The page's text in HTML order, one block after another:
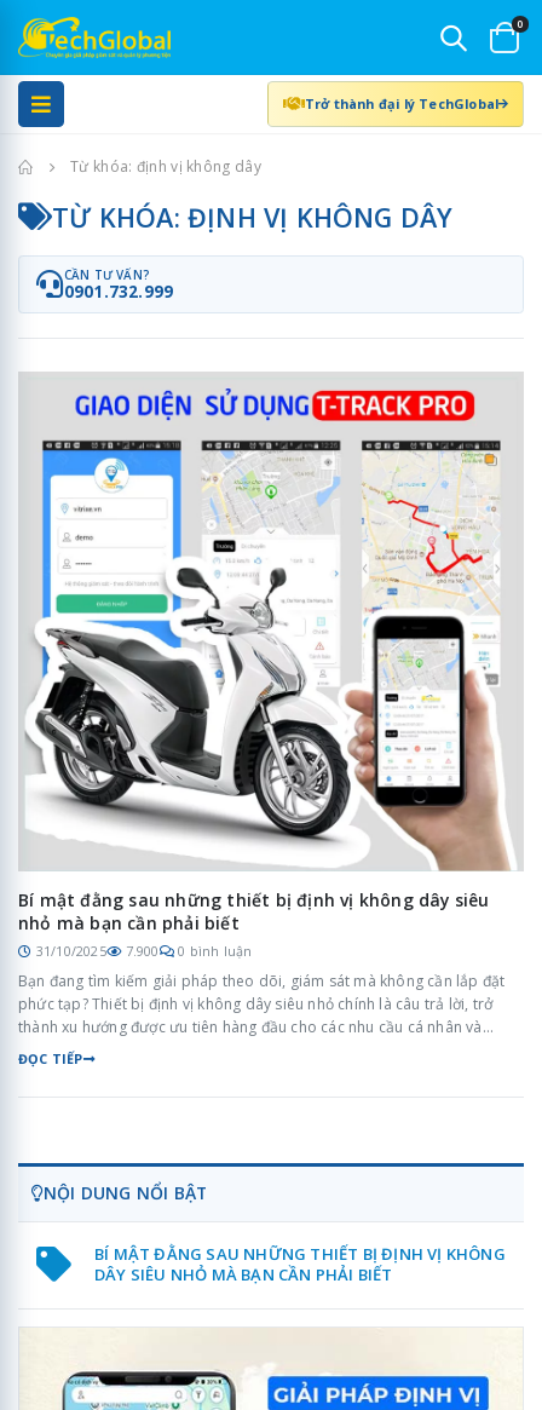
0
Trở thành đại lý TechGlobal
Trang chủTừ khóa: định vị không dây
TỪ KHÓA: ĐỊNH VỊ KHÔNG DÂY
CẦN TƯ VẤN?
0901.732.999
Bí mật đằng sau những thiết bị định vị không dây siêu
nhỏ mà bạn cần phải biết
31/10/2025 7.900 0 bình luận
Bạn đang tìm kiếm giải pháp theo dõi, giám sát mà không cần lắp đặt
phức tạp? Thiết bị định vị không dây siêu nhỏ chính là câu trả lời, trở
thành xu hướng được ưu tiên hàng đầu cho các nhu cầu cá nhân và
doanh nghiệp. Nhưng liệu bạn đã hiểu rõ về công nghệ, tính năng vượt
trội và đặc biệt là cách chọn mua sản phẩm chất lượng cao, bền bỉ?
ĐỌC TIẾP
NỘI DUNG NỔI BẬT
BÍ MẬT ĐẰNG SAU NHỮNG THIẾT BỊ ĐỊNH VỊ KHÔNG
DÂY SIÊU NHỎ MÀ BẠN CẦN PHẢI BIẾT